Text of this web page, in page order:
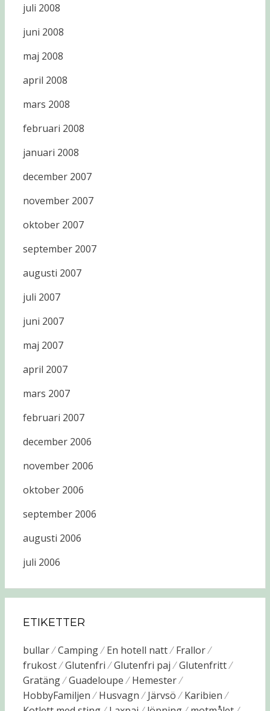
juli 2008
juni 2008
maj 2008
april 2008
mars 2008
februari 2008
januari 2008
december 2007
november 2007
oktober 2007
september 2007
augusti 2007
juli 2007
juni 2007
maj 2007
april 2007
mars 2007
februari 2007
december 2006
november 2006
oktober 2006
september 2006
augusti 2006
juli 2006
ETIKETTER
bullar Camping En hotell natt
Frallor
frukost
Glutenfri Glutenfri paj
Glutenfritt
Gratäng
Guadeloupe
Hemester
HobbyFamiljen
Husvagn Järvsö
Karibien